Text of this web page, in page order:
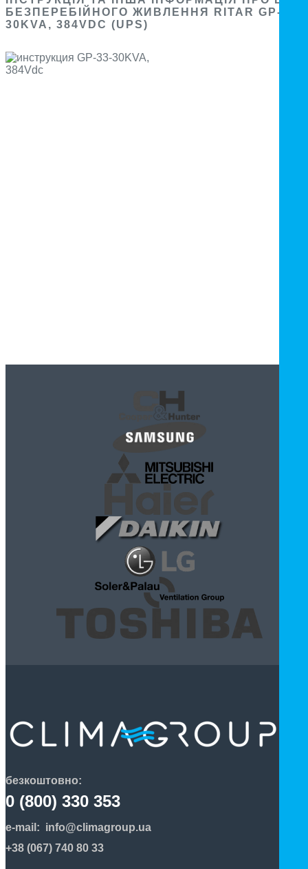
БЕЗПЕРЕБІЙНОГО ЖИВЛЕННЯ RITAR GP-33-
30KVA, 384VDC (UPS)
безкоштовно:
0 (800) 330 353
e-mail: info@climagroup.ua
+38 (067) 740 80 33